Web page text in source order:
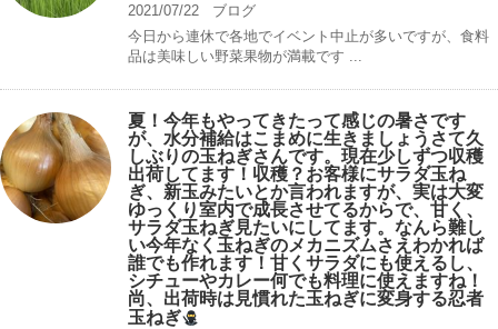
2021/07/22
ブログ
今日から連休で各地でイベント中止が多いですが、食料
品は美味しい野菜果物が満載です ...
夏！今年もやってきたって感じの暑さです
が、水分補給はこまめに生きましょうさて久
しぶりの玉ねぎさんです。現在少しずつ収穫
出荷してます！収穫？お客様にサラダ玉ね
ぎ、新玉みたいとか言われますが、実は大変
ゆっくり室内で成長させてるからで、甘く、
サラダ玉ねぎ見たいにしてます。なんら難し
い今年なく玉ねぎのメカニズムさえわかれば
誰でも作れます！甘くサラダにも使えるし、
シチューやカレー何でも料理に使えますね！
尚、出荷時は見慣れた玉ねぎに変身する忍者
玉ねぎ